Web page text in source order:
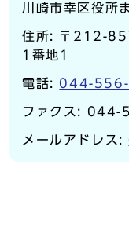
川崎市幸区役所
住所: 〒212-
1番地1
電話: 044-
ファクス:
メールアドレス: